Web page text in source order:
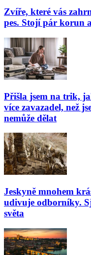
Zvíře, které vás
pes. Stojí pár korun
Přišla jsem na trik,
více zavazadel, než
nemůže dělat
Jeskyně mnohem
udivuje odborníky.
světa